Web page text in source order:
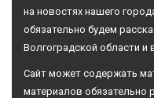
на новостях нашего
обязательно будем
Волгоградской области и
Сайт может содержать
материалов обязательно